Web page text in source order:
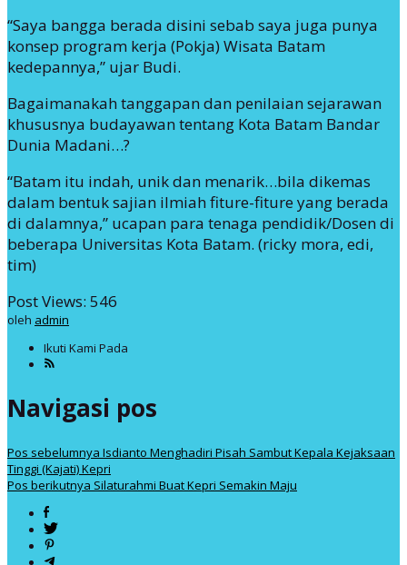
“Saya bangga berada disini sebab saya juga punya
konsep program kerja (Pokja) Wisata Batam
kedepannya,” ujar Budi.
Bagaimanakah tanggapan dan penilaian sejarawan
khususnya budayawan tentang Kota Batam Bandar
Dunia Madani…?
“Batam itu indah, unik dan menarik…bila dikemas
dalam bentuk sajian ilmiah fiture-fiture yang berada
di dalamnya,” ucapan para tenaga pendidik/Dosen di
beberapa Universitas Kota Batam. (ricky mora, edi,
tim)
Post Views: 546
oleh admin
Ikuti Kami Pada
Navigasi pos
Pos sebelumnya Isdianto Menghadiri Pisah Sambut Kepala Kejaksaan
Tinggi (Kajati) Kepri
Pos berikutnya Silaturahmi Buat Kepri Semakin Maju